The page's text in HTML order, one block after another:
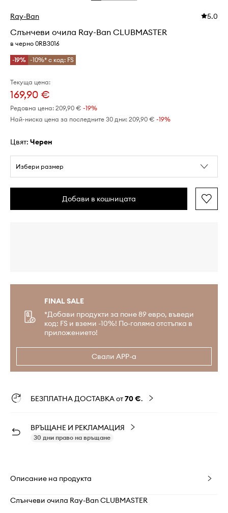
Ray-Ban 5.0
Слънчеви очила Ray-Ban CLUBMASTER
в черно 0RB3016
-19% -10%* с код: FS
Текуща цена:
169,90 €
Редовна цена: 209,90 € -19%
Най-ниска цена за последните 30 дни: 209,90 € -19%
Цвят: черен
Избери размер
Добави в кошницата
FINAL SALE
*Добави продукти за поне 89 евро, въведи
код: FS и вземи -10%! По-голяма отстъпка в
приложението!
Свали APP-а
БЕЗПЛАТНА ДОСТАВКА от70 €.
ВРЪЩАНЕ И РЕКЛАМАЦИЯ
30 дни право на връщане
Описание на продукта
Слънчеви очила Ray-Ban CLUBMASTER